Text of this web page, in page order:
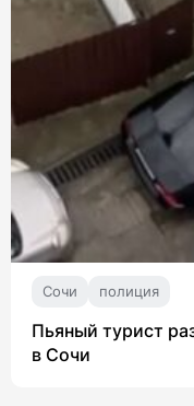
Сочи полиция
Пьяный турист
в Сочи